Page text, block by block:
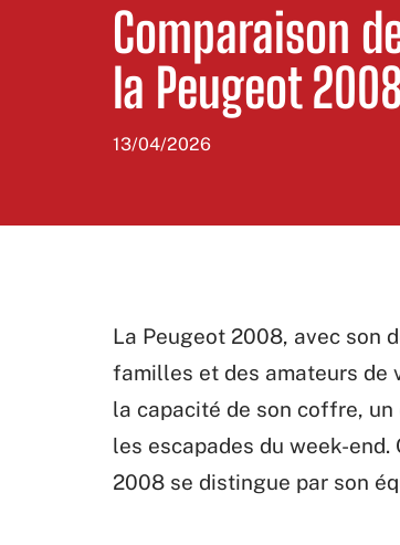
Comparaison
la Peugeot
13/04/2026
La Peugeot 2008, avec son
familles et des amateurs de
la capacité de son coffre,
les escapades du week-end.
2008 se distingue par son